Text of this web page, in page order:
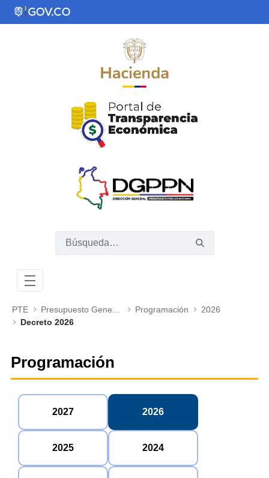
Saltar al contenido principal
PTE Programación
2026
Decreto 2026
Programación
2027 2026
2025 2024